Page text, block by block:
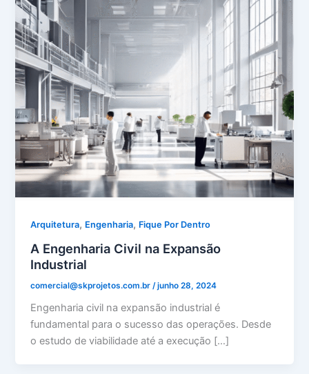
Arquitetura, Engenharia, Fique Por Dentro
A Engenharia Civil na Expansão
Industrial
comercial@skprojetos.com.br /junho 28, 2024
Engenharia civil na expansão industrial é
fundamental para o sucesso das operações. Desde
o estudo de viabilidade até a execução […]